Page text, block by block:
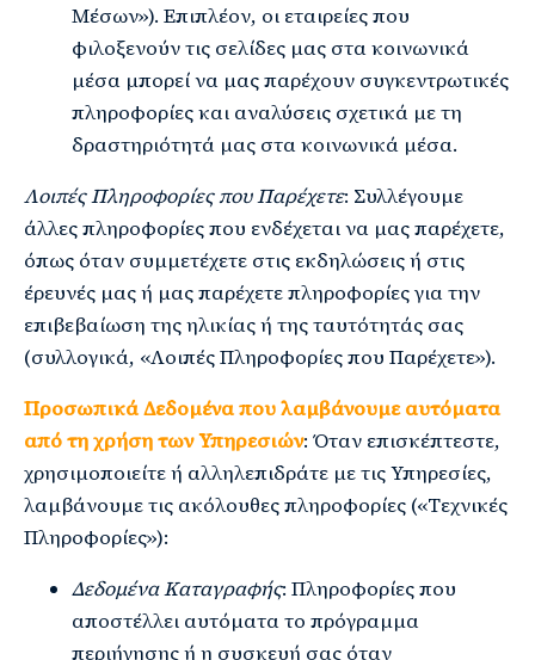
Μέσων»). Επιπλέον, οι εταιρείες που
φιλοξενούν τις σελίδες μας στα κοινωνικά
μέσα μπορεί να μας παρέχουν συγκεντρωτικές
πληροφορίες και αναλύσεις σχετικά με τη
δραστηριότητά μας στα κοινωνικά μέσα.
Λοιπές Πληροφορίες που Παρέχετε: Συλλέγουμε
άλλες πληροφορίες που ενδέχεται να μας παρέχετε,
όπως όταν συμμετέχετε στις εκδηλώσεις ή στις
έρευνές μας ή μας παρέχετε πληροφορίες για την
επιβεβαίωση της ηλικίας ή της ταυτότητάς σας
(συλλογικά, «Λοιπές Πληροφορίες που Παρέχετε»).
Προσωπικά Δεδομένα που λαμβάνουμε αυτόματα
από τη χρήση των Υπηρεσιών: Όταν επισκέπτεστε,
χρησιμοποιείτε ή αλληλεπιδράτε με τις Υπηρεσίες,
λαμβάνουμε τις ακόλουθες πληροφορίες («Τεχνικές
Πληροφορίες»):
Δεδομένα Καταγραφής: Πληροφορίες που
αποστέλλει αυτόματα το πρόγραμμα
περιήγησης ή η συσκευή σας όταν